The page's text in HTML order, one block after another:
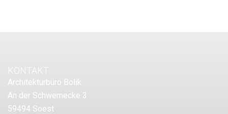
KONTAKT
Architekturbüro Bolik
An der Schwemecke 3
59494 Soest